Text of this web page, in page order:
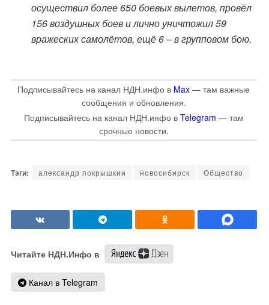
осуществил более 650 боевых вылетов, провёл
156 воздушных боев и лично уничтожил 59
вражеских самолётов, ещё 6 – в групповом бою.
Подписывайтесь на канал НДН.инфо в Max — там важные
сообщения и обновления.
Подписывайтесь на канал НДН.инфо в Telegram — там
срочные новости.
александр покрышкин новосибирск Общество
Читайте НДН.Инфо в
Канал в Telegram